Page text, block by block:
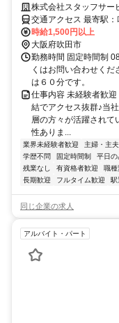
大量募集！
株式会社スタッフサ
時給1,500円以上
大阪府吹田市
勤務時間 固定時間制
くはお問い合わせく
は６０分です。
仕事内容 未経験者歓
結でアクセス抜群♪当
層の方々が活躍され
性ありま...
業界未経験者歓迎 主婦・主
学歴不問
固定時間制 平日の
残業なし
有資格者歓迎 職種
長期歓迎
フルタイム歓迎 駅
同じ企業の求人
アルバイト・パート